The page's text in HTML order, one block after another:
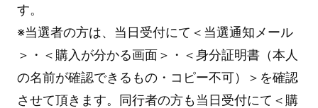
す。
※当選者の方は、当日受付にて＜当選通知メール
＞・＜購入が分かる画面＞・＜身分証明書（本人
の名前が確認できるもの・コピー不可）＞を確認
させて頂きます。同行者の方も当日受付にて＜購